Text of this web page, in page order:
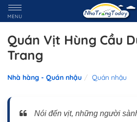
MENU
Quán Vịt Hùng Cầu
Trang
Nhà hàng - Quán nhậu Quán nhậu
Nói đến vịt, những người